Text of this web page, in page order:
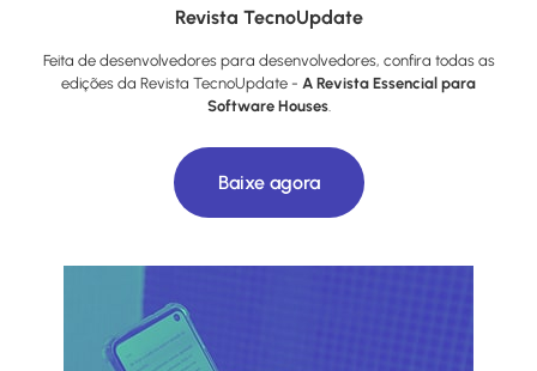
Revista TecnoUpdate
Feita de desenvolvedores para desenvolvedores, confira todas as
edições da Revista TecnoUpdate - A Revista Essencial para
Software Houses.
Baixe agora